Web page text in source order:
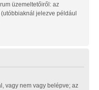
üzemeltetőiről: az
jelezve például
vagy nem vagy belépve; az